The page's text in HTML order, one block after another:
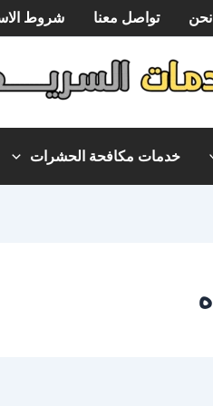
تواصل معنا شروط
خدمات مكافحة الحشرات